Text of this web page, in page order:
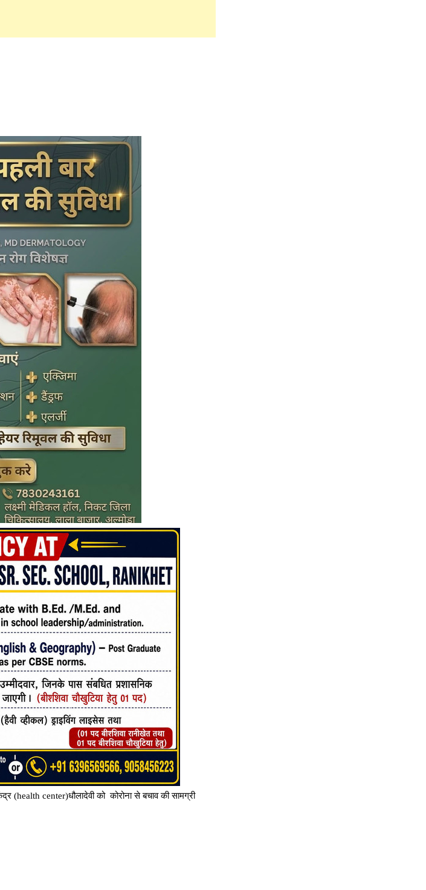
(health center)धौलादेवी को कोरोना से बचाव की सामग्री